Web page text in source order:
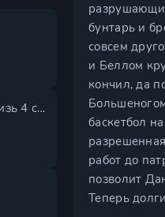
бунтарь и
совсем
и Беллом
кончил, да
баскетбол
работ до
позволит
Теперь
О моем перерождении в слизь 4 сезон